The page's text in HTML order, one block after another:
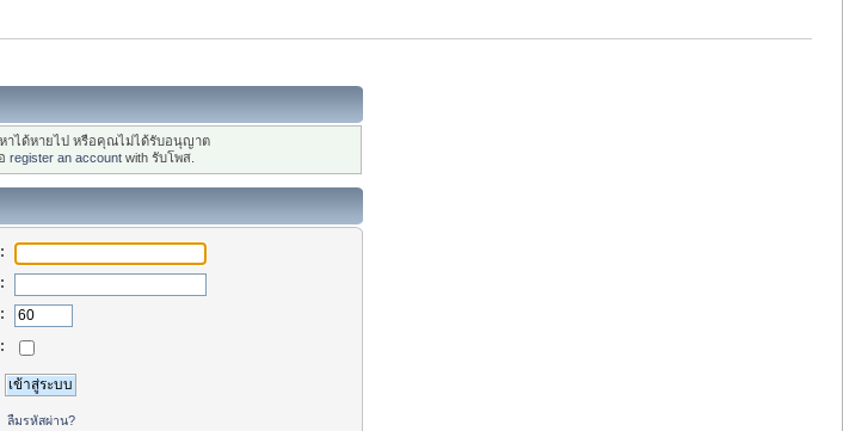
ได้หายไป หรือคุณไม่ได้รับอนุญาต
register an account with รับโพส.
ลืมรหัสผ่าน?